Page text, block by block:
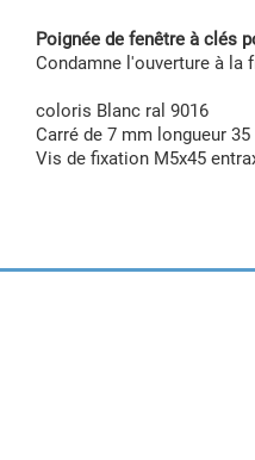
Poignée de fenêtre à clés
Condamne l'ouverture à la
coloris Blanc ral 9016
Carré de 7 mm longueur
Vis de fixation M5x45